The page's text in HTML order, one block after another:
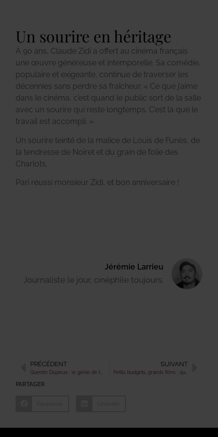
Un sourire en héritage
À 90 ans, Claude Zidi a offert au cinéma français
une œuvre généreuse et intemporelle. Sa comédie,
populaire et exigeante, continue de traverser les
décennies sans perdre sa fraîcheur. « Ce que j’aime
dans le cinéma, c’est quand le public sort de la salle
avec un sourire qui reste longtemps. C’est là que le
travail est accompli. »
Un sourire teinté de la malice de Louis de Funès, de
la tendresse de Noiret et du grain de folie des
Charlots.
Pari réussi monsieur Zidi, et bon anniversaire !
Jérémie Larrieu
Journaliste le jour, cinéphile toujours.
PRÉCÉDENT SUIVANT
PARTAGER